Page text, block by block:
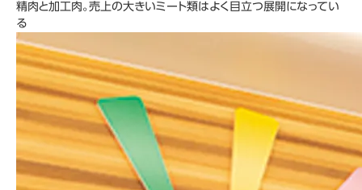
精肉と加工肉。売上の大きいミート類はよく目立つ展開になってい
る